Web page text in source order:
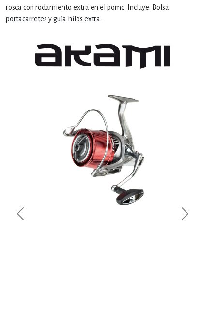
rosca con rodamiento extra en el pomo. Incluye: Bolsa
portacarretes y guía hilos extra.
Previous Next